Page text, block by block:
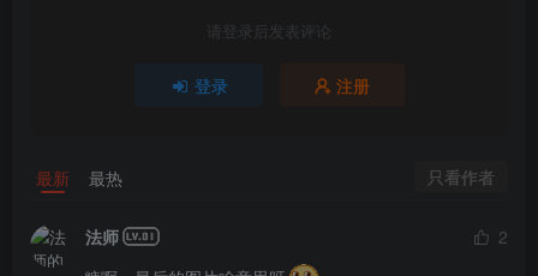
请登录后发表评论
登录 注册
最新 最热 只看作者
法师
2